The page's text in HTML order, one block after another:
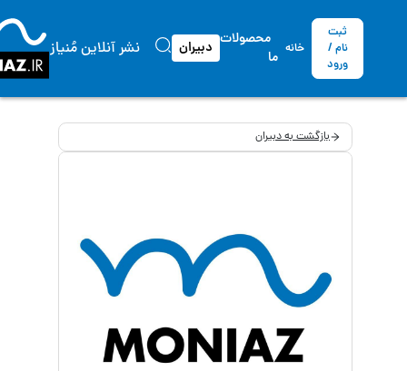
ثبت
نام /
ورود
خانه
محصولات
ما
دبیران نشر آنلاین مُنیاز
بازگشت به دبیران